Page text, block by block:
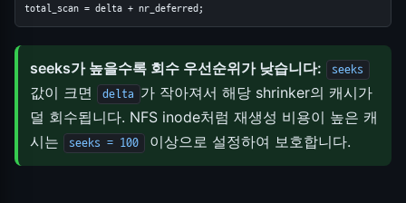
total_scan = delta + nr_deferred;
seeks가 높을수록 회수 우선순위가 낮습니다: seeks
값이 크면 delta 가 작아져서 해당 shrinker의 캐시가
덜 회수됩니다. NFS inode처럼 재생성 비용이 높은 캐
시는
seeks = 100 이상으로 설정하여 보호합니다.